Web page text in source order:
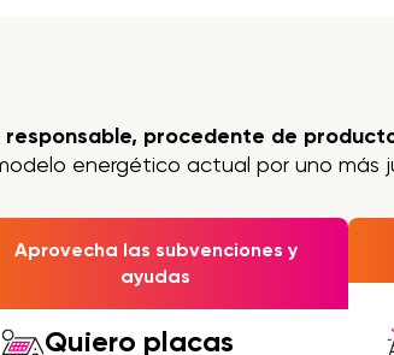
responsable, procedente de
energético actual por uno más
Aprovecha las subvenciones y
ayudas
Quiero placas